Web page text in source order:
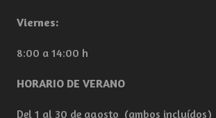
Viernes:
8:00 a 14:00 h
HORARIO DE VERANO
Del 1 al 30 de agosto (ambos incluídos)